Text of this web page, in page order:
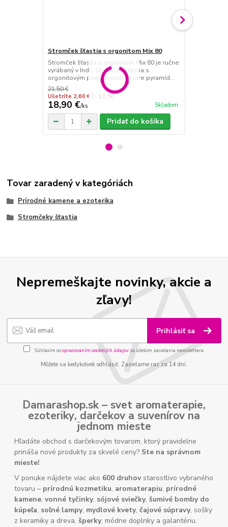
Stromček šťastia s orgonitom Mix 80
Stromček šťastia s orgonitom Mix 80 je ručne
vyrábaný v Indii. Stromček šťastia s
orgonitovým podstavcom v tvare pyramíd...
21,50 €
Ušetríte 2,60 € (- 12 %)
18,90 €/ks Skladom
Pridať do košíka
Tovar zaradený v kategóriách
Prírodné kamene a ezoterika
Stromčeky šťastia
Nepremeškajte novinky, akcie a
zľavy!
Prihlásiť sa
Súhlasím sospracovaním osobných údajov za účelom zasielania newslettera.
Môžete sa kedykoľvek odhlásiť. Zasielame raz za 14 dní.
Damarashop.sk – svet aromaterapie,
ezoteriky, darčekov a suvenírov na
jednom mieste
Hľadáte obchod s darčekovým tovarom, ktorý pravidelne
prináša nové produkty za skvelé ceny? Ste na správnom
mieste!
V ponuke nájdete viac ako 600 druhovstarostlivo vybraného
tovaru – prírodnú kozmetiku, aromaterapiu, prírodné
kamene,vonné tyčinky, sójové sviečky,šumivé bomby do
kúpeľa, soľné lampy, mydlové kvety,čajové súpravy, sošky
z keramiky a dreva,šperky, módne doplnky a galantériu.